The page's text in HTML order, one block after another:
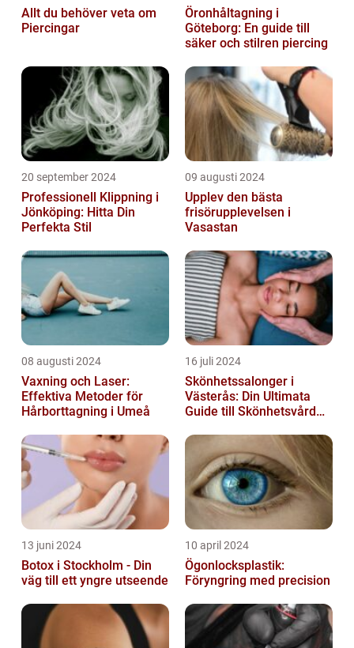
Allt du behöver veta om
Piercingar
Öronhåltagning i
Göteborg: En guide till
säker och stilren piercing
20 september 2024
Professionell Klippning i
Jönköping: Hitta Din
Perfekta Stil
09 augusti 2024
Upplev den bästa
frisörupplevelsen i
Vasastan
08 augusti 2024
Vaxning och Laser:
Effektiva Metoder för
Hårborttagning i Umeå
16 juli 2024
Skönhetssalonger i
Västerås: Din Ultimata
Guide till Skönhetsvård
13 juni 2024
Botox i Stockholm - Din
väg till ett yngre utseende
10 april 2024
Ögonlocksplastik:
Föryngring med precision